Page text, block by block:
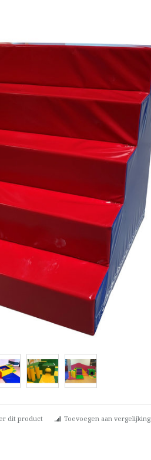
dit product Toevoegen aan vergelijking